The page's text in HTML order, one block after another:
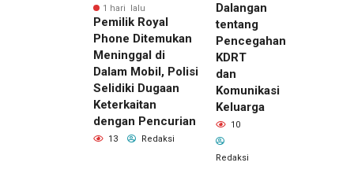
1 hari lalu
Pemilik Royal
Phone Ditemukan
Meninggal di
Dalam Mobil, Polisi
Selidiki Dugaan
Keterkaitan
dengan Pencurian
13 Redaksi
Dalangan
tentang
Pencegahan
KDRT
dan
Komunikasi
Keluarga
10
Redaksi